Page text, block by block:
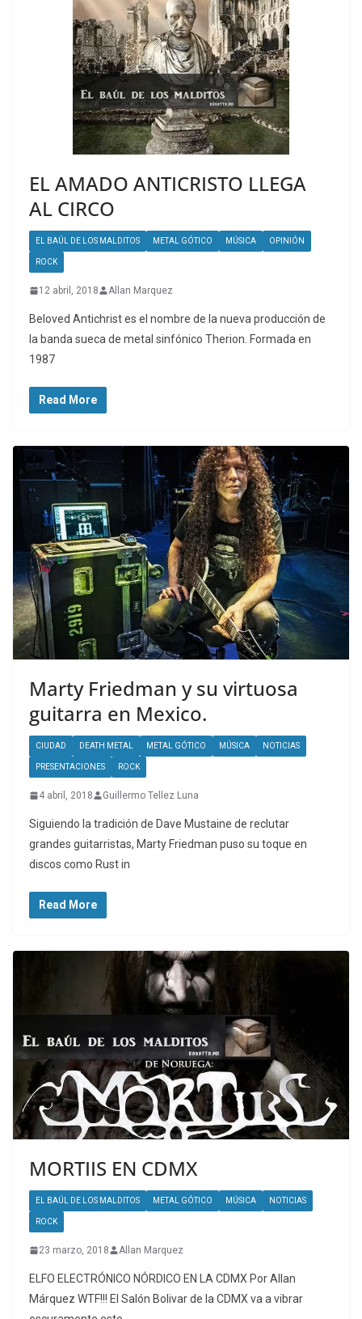
EL AMADO ANTICRISTO LLEGA
AL CIRCO
EL BAÚL DE LOS MALDITOS METAL GÓTICO MÚSICA OPINIÓN
ROCK
12 abril, 2018 Allan Marquez
Beloved Antichrist es el nombre de la nueva producción de
la banda sueca de metal sinfónico Therion. Formada en
1987
Read More
Marty Friedman y su virtuosa
guitarra en Mexico.
CIUDAD DEATH METAL METAL GÓTICO MÚSICA NOTICIAS
PRESENTACIONES ROCK
4 abril, 2018 Guillermo Tellez Luna
Siguiendo la tradición de Dave Mustaine de reclutar
grandes guitarristas, Marty Friedman puso su toque en
discos como Rust in
Read More
MORTIIS EN CDMX
EL BAÚL DE LOS MALDITOS METAL GÓTICO MÚSICA NOTICIAS
ROCK
23 marzo, 2018 Allan Marquez
ELFO ELECTRÓNICO NÓRDICO EN LA CDMX Por Allan
Márquez WTF!!! El Salón Bolivar de la CDMX va a vibrar